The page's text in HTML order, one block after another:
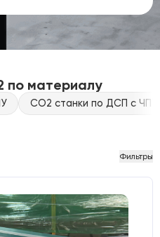
по материалу
CO2 станки по ДСП с ЧПУ
Фильтры